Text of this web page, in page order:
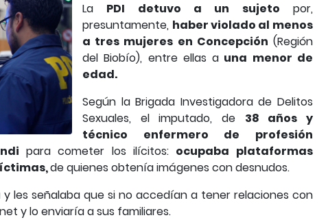
La PDI detuvo a un sujeto por,
presuntamente, haber violado al menos
a tres mujeres en Concepción (Región
del Biobío), entre ellas a una menor de
edad.
Según la Brigada Investigadora de Delitos
Sexuales, el imputado, de 38 años y
técnico enfermero de profesión
para cometer los ilícitos: ocupaba plataformas
de quienes obtenía imágenes con desnudos.
y les señalaba que si no accedían a tener relaciones con
y lo enviaría a sus familiares.